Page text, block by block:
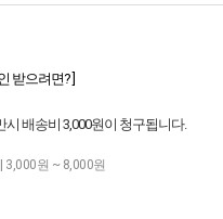
받으려면? ]
시 배송비 3,000원이 청구됩니다.
3,000원 ~ 8,000원